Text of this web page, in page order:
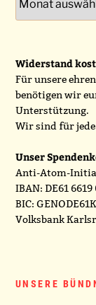
Widerstand
Für unsere
benötigen wir
Unterstützung.
Wir sind für jede
Unser
Anti-Atom-
IBAN: DE61
BIC:
Volksbank
UNSERE